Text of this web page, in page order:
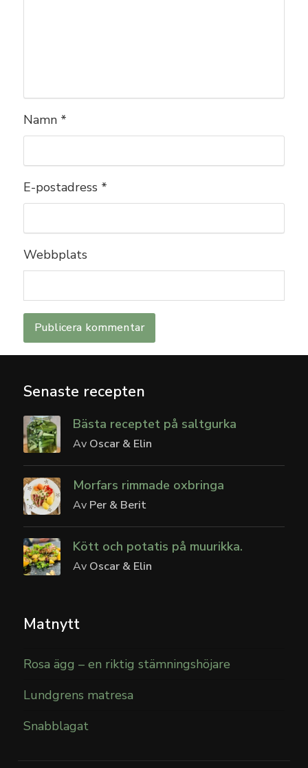
Namn *
E-postadress *
Webbplats
Senaste recepten
Bästa receptet på saltgurka
Av Oscar & Elin
Morfars rimmade oxbringa
Av Per & Berit
Kött och potatis på muurikka.
Av Oscar & Elin
Matnytt
Rosa ägg – en riktig stämningshöjare
Lundgrens matresa
Snabblagat